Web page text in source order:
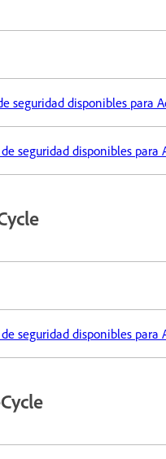
seguridad disponibles para
seguridad disponibles para
seguridad disponibles para